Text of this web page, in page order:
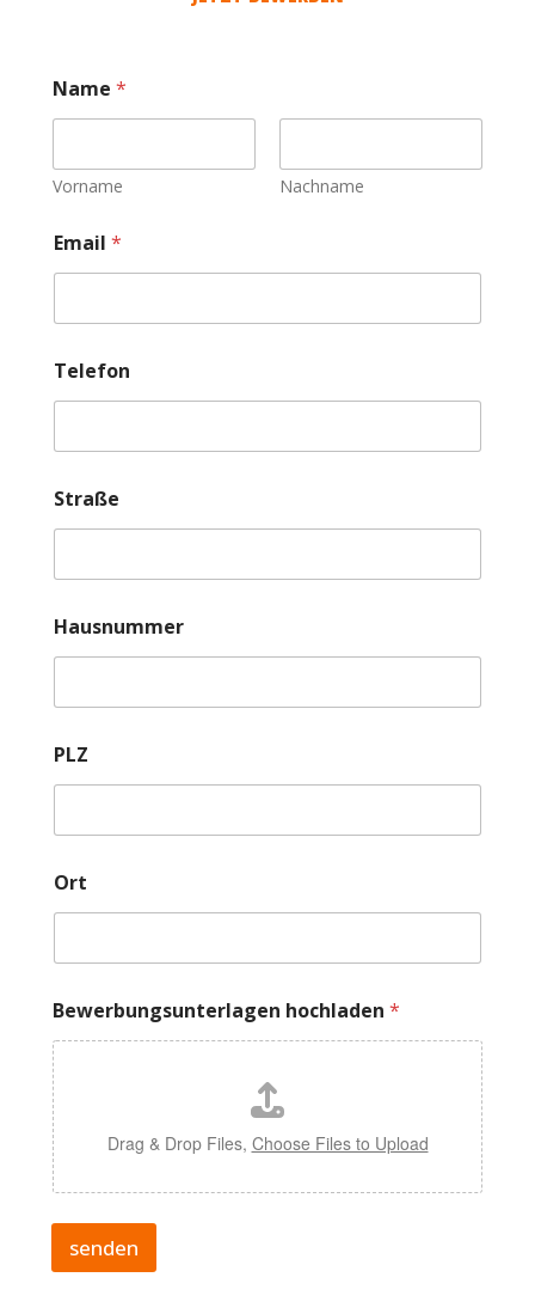
Name *
Vorname Nachname
Email *
Telefon
Straße
Hausnummer
PLZ
Ort
Bewerbungsunterlagen hochladen *
Drag & Drop Files, Choose Files to Upload
senden